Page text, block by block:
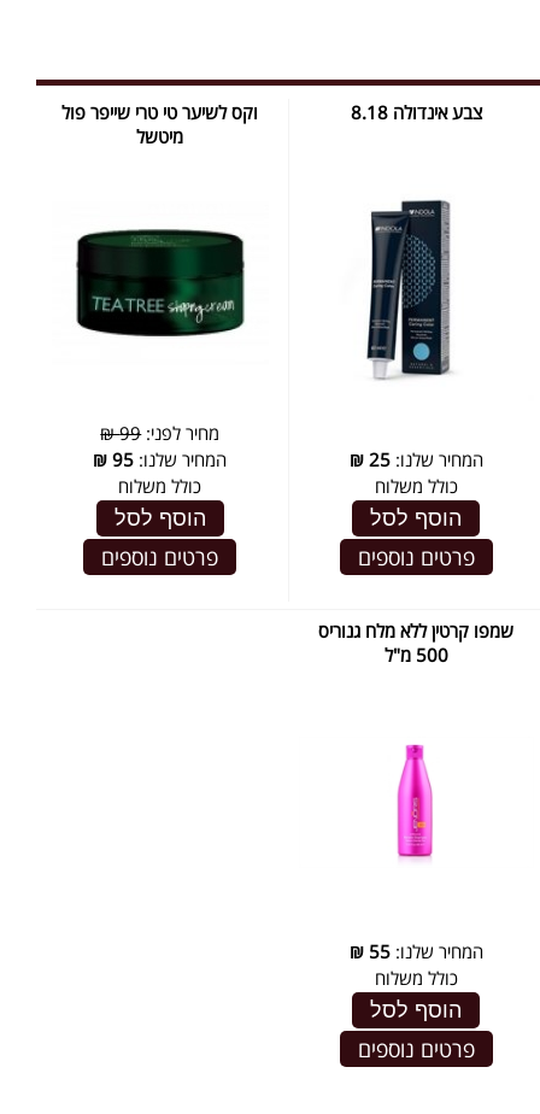
צבע אינדולה 8.18
המחיר שלנו:25
₪
כולל משלוח
הוסף לסל
פרטים נוספים
וקס לשיער טי טרי שייפר פול
מיטשל
מחיר לפני:99 ₪
המחיר שלנו: 95
₪
כולל משלוח
הוסף לסל
פרטים נוספים
שמפו קרטין ללא מלח גנוריס
500 מ"ל
המחיר שלנו:55
₪
כולל משלוח
הוסף לסל
פרטים נוספים